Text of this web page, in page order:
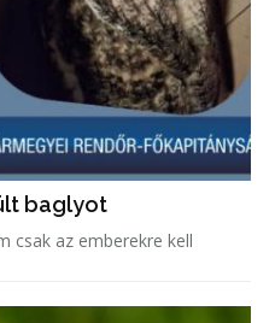
baglyot
csak az emberekre kell